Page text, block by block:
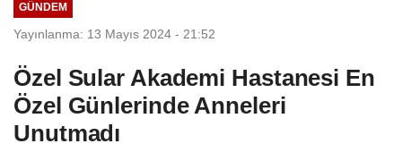
GÜNDEM
Yayınlanma: 13 Mayıs 2024 - 21:52
Özel Sular Akademi Hastanesi En
Özel Günlerinde Anneleri
Unutmadı